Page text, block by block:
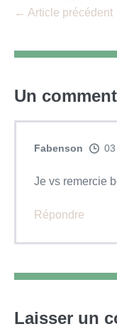
Navigation
← Article précédent
Un
Fabenson
Je vs remercie
Répondre
Laisser un